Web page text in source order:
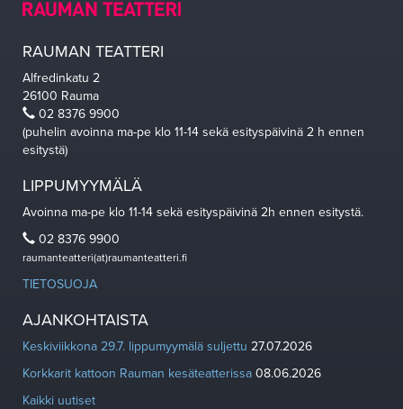
RAUMAN TEATTERI
Alfredinkatu 2
26100 Rauma
02 8376 9900
(puhelin avoinna ma-pe klo 11-14 sekä esityspäivinä 2 h ennen
esitystä)
LIPPUMYYMÄLÄ
Avoinna ma-pe klo 11-14 sekä esityspäivinä 2h ennen esitystä.
02 8376 9900
raumanteatteri(at)raumanteatteri.fi
TIETOSUOJA
AJANKOHTAISTA
Keskiviikkona 29.7. lippumyymälä suljettu 27.07.2026
Korkkarit kattoon Rauman kesäteatterissa 08.06.2026
Kaikki uutiset